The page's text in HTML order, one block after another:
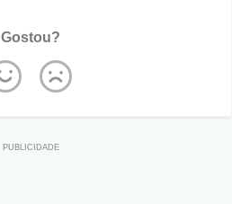
Gostou?